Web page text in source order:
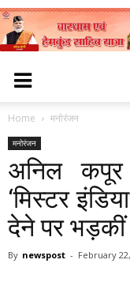
Home मनोरंजन
मनोरंजन
अनिल
‘मिस्टर
देने पर
By newspost - February